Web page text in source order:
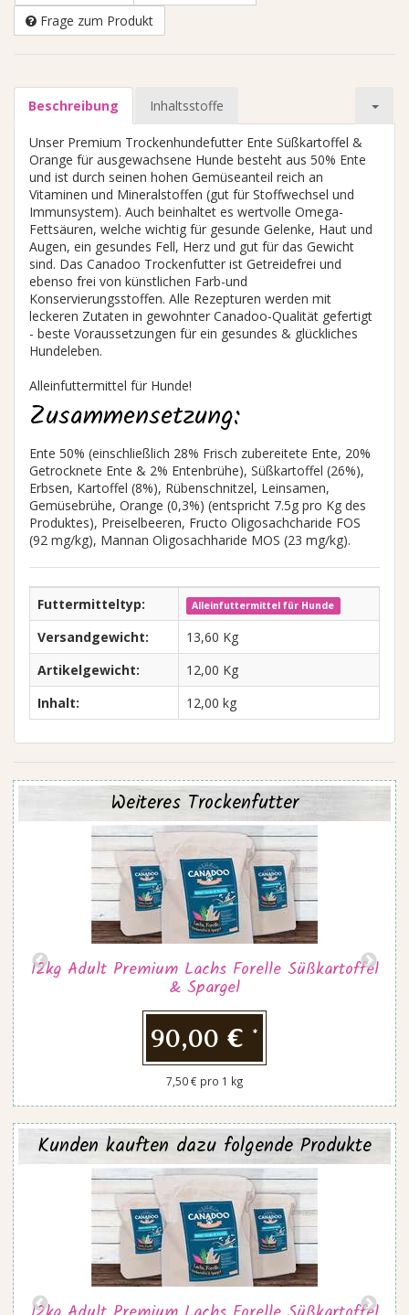
Frage zum Produkt
Beschreibung Inhaltsstoffe
Unser Premium Trockenhundefutter Ente Süßkartoffel &
Orange für ausgewachsene Hunde besteht aus 50% Ente
und ist durch seinen hohen Gemüseanteil reich an
Vitaminen und Mineralstoffen (gut für Stoffwechsel und
Immunsystem). Auch beinhaltet es wertvolle Omega-
Fettsäuren, welche wichtig für gesunde Gelenke, Haut und
Augen, ein gesundes Fell, Herz und gut für das Gewicht
sind. Das Canadoo Trockenfutter ist Getreidefrei und
ebenso frei von künstlichen Farb-und
Konservierungsstoffen. Alle Rezepturen werden mit
leckeren Zutaten in gewohnter Canadoo-Qualität gefertigt
- beste Voraussetzungen für ein gesundes & glückliches
Hundeleben.
Alleinfuttermittel für Hunde!
Zusammensetzung:
Ente 50% (einschließlich 28% Frisch zubereitete Ente, 20%
Getrocknete Ente & 2% Entenbrühe), Süßkartoffel (26%),
Erbsen, Kartoffel (8%), Rübenschnitzel, Leinsamen,
Gemüsebrühe, Orange (0,3%) (entspricht 7.5g pro Kg des
Produktes), Preiselbeeren, Fructo Oligosachcharide FOS
(92 mg/kg), Mannan Oligosachharide MOS (23 mg/kg).
Futtermitteltyp: Alleinfuttermittel für Hunde
Versandgewicht:
13,60 Kg
Artikelgewicht:
12,00 Kg
Inhalt:
12,00 kg
Weiteres Trockenfutter
12kg Adult Premium Lachs Forelle Süßkartoffel
& Spargel
90,00 € *
7,50 € pro 1 kg
Kunden kauften dazu folgende Produkte